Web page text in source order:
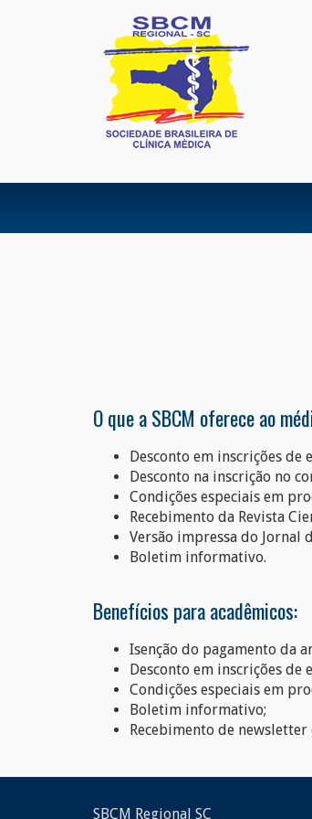
O que a SBCM oferece ao
Desconto em inscrições de
Desconto na inscrição no
Condições especiais em
Recebimento da Revista
Versão impressa do
Boletim informativo.
Benefícios para acadêmicos:
Isenção do pagamento da
Desconto em inscrições de
Condições especiais em
Boletim informativo;
Recebimento de
SBCM Regional SC